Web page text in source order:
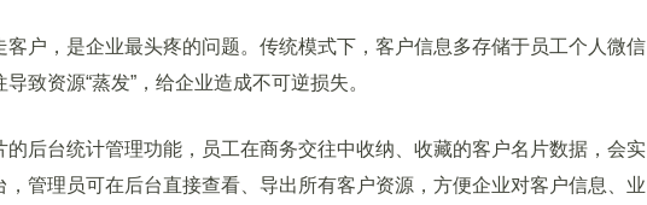
，是企业最头疼的问题。传统模式下，客户信息多存储于员工个人微信
致资源“蒸发”，给企业造成不可逆损失。
台统计管理功能，员工在商务交往中收纳、收藏的客户名片数据，会实
，管理员可在后台直接查看、导出所有客户资源，方便企业对客户信息、业